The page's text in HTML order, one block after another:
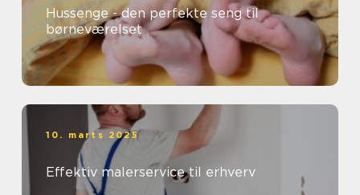
Hussenge - den perfekte seng til
børneværelset
10. marts 2025
Effektiv malerservice til erhverv